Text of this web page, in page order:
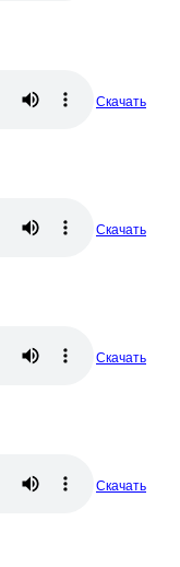
Скачать
Скачать
Скачать
Скачать